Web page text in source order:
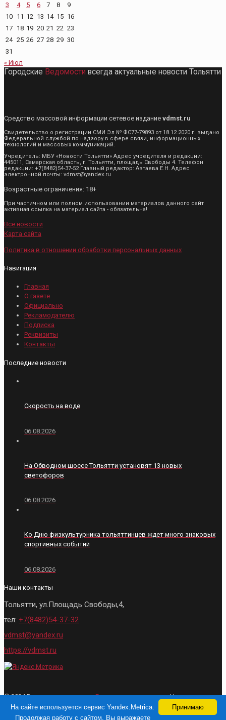
3
4 5 6 7 8
9
10 11 12 13 14 15 16
17 18 19 20 21 22 23
24 25 26 27 28 29 30
31
« Июл
Городские Ведомости всегда актуальные новости Тольятти
Средство массовой информации сетевое издание vdmst.ru
Свидетельство о регистрации СМИ Эл № ФС77-79893 от 18.12.2020 г. выдано
Федеральной службой по надзору в сфере связи, информационных
технологий и массовых коммуникаций.
Учредитель: МБУ «Новости Тольятти» Адрес учредителя и редакции:
445011, Самарская область, г. Тольятти, площадь Свободы 4. Телефон
редакции: +7(8482)54-37-52 Главный редактор: Автаева Е.Н. Адрес
электронной почты: vdmst@yandex.ru
Возрастные ограничения: 18+
При частичном или полном использовании материалов данного сайт
активная ссылка на материал сайта - обязательна!
Все новости
Карта сайта
Политика в отношении обработки персональных данных
Навигация
Главная
О газете
Официально
Рекламодателю
Подписка
Реквизиты
Контакты
Последние новости
Скорость на воде
06.08.2026
На Обводном шоссе Тольятти установят 13 новых
светофоров
06.08.2026
Ко Дню физкультурника тольяттинцев ждет много знаковых
спортивных событий
06.08.2026
Наши контакты
Тольятти, ул.Площадь Свободы,4,
тел: +7(8482)54-37-32
vdmst@yandex.ru
https://vdmst.ru
© 2024 Все права защищены.Городские ведомости- Новости
Тольятти. При использовании материалов, активная ссылка на сайт
обязательна
Принимаю
На сайте используется сервис Yandex.Metrica.
Продолжая работу с сайтом, Вы выражаете